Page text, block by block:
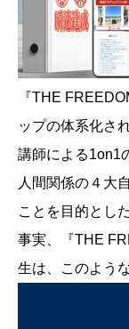
『THE
ップの体系化さ
講師による1on1
人間関係の４大
ことを目的とし
事実、『THE
生は、このよう